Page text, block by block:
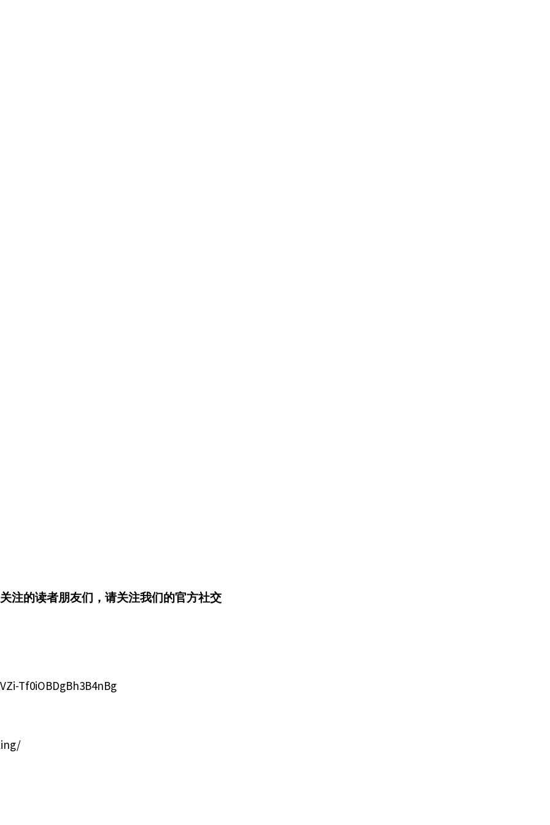
注的读者朋友们，请关注我们的官方社交
Tf0iOBDgBh3B4nBg